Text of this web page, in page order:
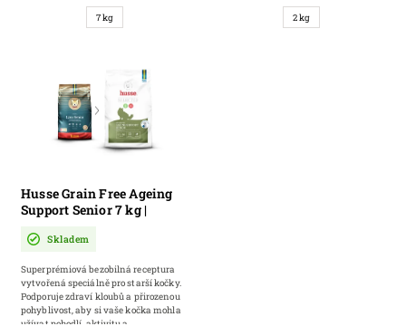
7 kg 2 kg
Husse Grain Free Ageing
Support Senior 7 kg |
starší kočky
Skladem
Superprémiová bezobilná receptura
vytvořená speciálně pro starší kočky.
Podporuje zdraví kloubů a přirozenou
pohyblivost, aby si vaše kočka mohla
užívat pohodlí, aktivitu a...